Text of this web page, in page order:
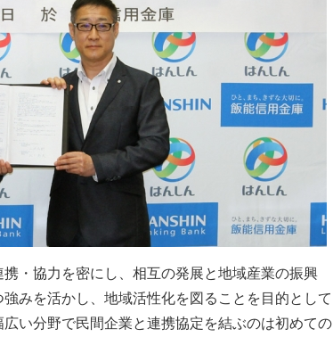
・協力を密にし、相互の発展と地域産業の振興
みを活かし、地域活性化を図ることを目的として
い分野で民間企業と連携協定を結ぶのは初めての